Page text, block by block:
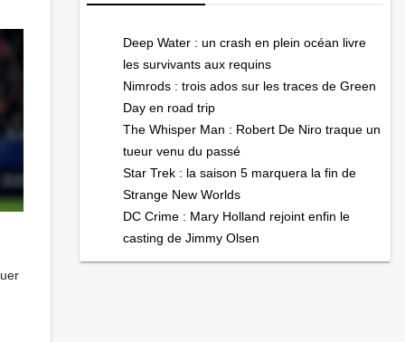
Deep Water : un crash en plein océan livre
les survivants aux requins
Nimrods : trois ados sur les traces de Green
Day en road trip
The Whisper Man : Robert De Niro traque un
tueur venu du passé
Star Trek : la saison 5 marquera la fin de
Strange New Worlds
DC Crime : Mary Holland rejoint enfin le
casting de Jimmy Olsen